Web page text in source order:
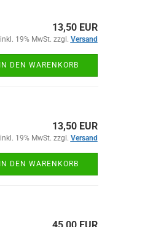
13,50 EUR
inkl. 19% MwSt. zzgl. Versand
IN DEN WARENKORB
13,50 EUR
inkl. 19% MwSt. zzgl. Versand
IN DEN WARENKORB